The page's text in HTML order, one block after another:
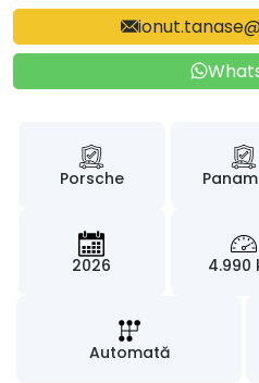
Porsche
2026 4.990
Automată